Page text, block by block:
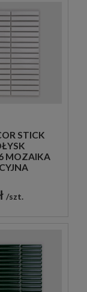
STICK
MOZAIKA
szt.